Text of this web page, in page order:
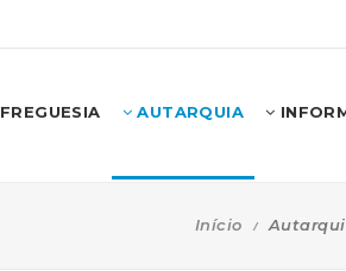
FREGUESIA AUTARQUIA
Início